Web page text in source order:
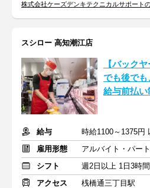
株式会社ケーズデンキテクニカルサポート
スシロー 高知潮江店
【バック
でも後でも
給与前払
給与
時給1100～1375
雇用形態
アルバイト・パート
シフト
週2日以上 1日3時
アクセス
桟橋通三丁目駅